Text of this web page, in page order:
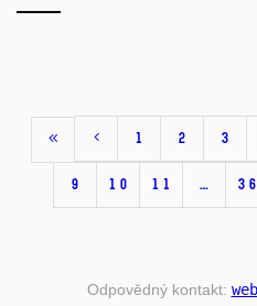
1 2 3
9 10 11 … 36
Odpovědný kontakt: